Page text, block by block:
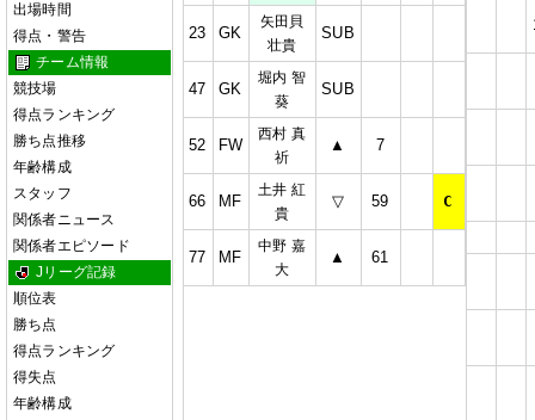
出場時間
得点・警告
チーム情報
競技場
得点ランキング
勝ち点推移
年齢構成
スタッフ
関係者ニュース
関係者エピソード
Jリーグ記録
順位表
勝ち点
得点ランキング
得失点
年齢構成
23 GK
矢田貝
壮貴
SUB
47 GK
堀内 智
葵
SUB
52 FW
西村 真
祈
▲ 7
66 MF
土井 紅
貴
▽ 59 C
77 MF
中野 嘉
大
▲ 61